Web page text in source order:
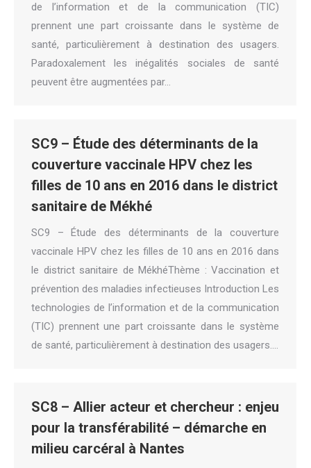
de l’information et de la communication (TIC)
prennent une part croissante dans le système de
santé, particulièrement à destination des usagers.
Paradoxalement les inégalités sociales de santé
peuvent être augmentées par…
SC9 – Étude des déterminants de la
couverture vaccinale HPV chez les
filles de 10 ans en 2016 dans le district
sanitaire de Mékhé
SC9 – Étude des déterminants de la couverture
vaccinale HPV chez les filles de 10 ans en 2016 dans
le district sanitaire de MékhéThème : Vaccination et
prévention des maladies infectieuses Introduction Les
technologies de l’information et de la communication
(TIC) prennent une part croissante dans le système
de santé, particulièrement à destination des usagers.…
SC8 – Allier acteur et chercheur : enjeu
pour la transférabilité – démarche en
milieu carcéral à Nantes